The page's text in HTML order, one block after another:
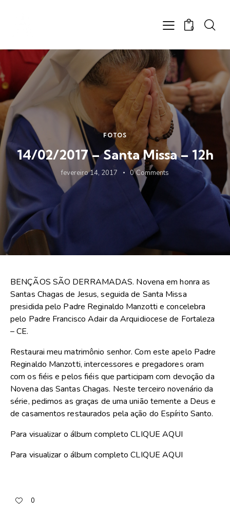
0
FOTOS
14/02/2017 – Santa Missa – 12h
fevereiro 14, 2017 0 Comments
BENÇÃOS SÃO DERRAMADAS. Novena em honra as
Santas Chagas de Jesus, seguida de Santa Missa
presidida pelo Padre Reginaldo Manzotti e concelebra
pelo Padre Francisco Adair da Arquidiocese de Fortaleza
– CE.
Restaurai meu matrimônio senhor. Com este apelo Padre
Reginaldo Manzotti, intercessores e pregadores oram
com os fiéis e pelos fiéis que participam com devoção da
Novena das Santas Chagas. Neste terceiro novenário da
série, pedimos as graças de uma união temente a Deus e
de casamentos restaurados pela ação do Espírito Santo.
Para visualizar o álbum completoCLIQUE AQUI
Para visualizar o álbum completoCLIQUE AQUI
0